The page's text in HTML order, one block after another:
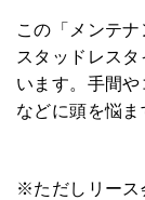
この「メンテ
スタッドレス
います。手間
などに頭を悩ま
※ただしリース